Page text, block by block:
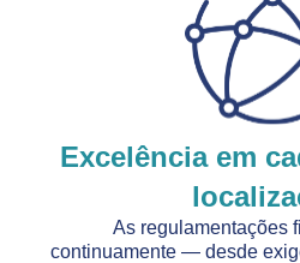
Excelência em
As regulamentações
continuamente — desde